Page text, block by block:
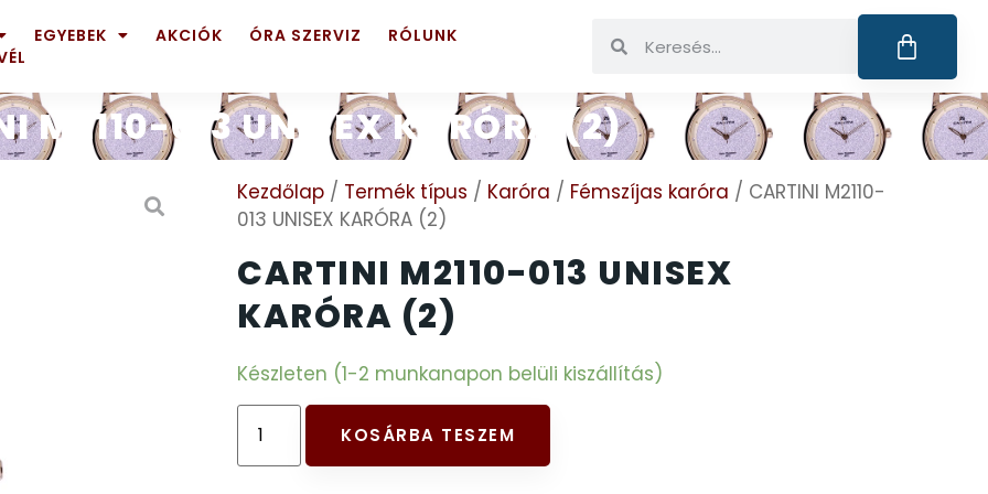
EGYEBEK AKCIÓK ÓRA SZERVIZ
RÓLUNK
M2110-013 UNISEX KARÓRA (2)
Kezdőlap / Termék típus / Karóra / Fémszíjas karóra / CARTINI M2110-
013 UNISEX KARÓRA (2)
CARTINI M2110-013 UNISEX
KARÓRA (2)
Készleten (1-2 munkanapon belüli kiszállítás)
KOSÁRBA TESZEM